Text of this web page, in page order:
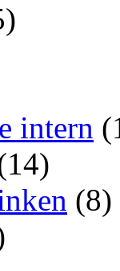
intern
(8)